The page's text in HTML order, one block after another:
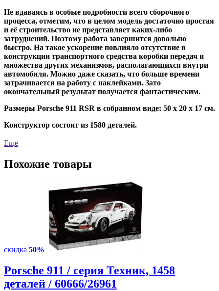
Не вдаваясь в особые подробности всего сборочного
процесса, отметим, что в целом модель достаточно простая
и её строительство не представляет каких-либо
затруднений. Поэтому работа завершится довольно
быстро. На такое ускорение повлияло отсутствие в
конструкции транспортного средства коробки передач и
множества других механизмов, располагающихся внутри
автомобиля. Можно даже сказать, что больше времени
затрачивается на работу с наклейками. Зато
окончательный результат получается фантастическим.
Размеры Porsche 911 RSR в собранном виде: 50 х 20 х 17 см.
Конструктор состоит из 1580 деталей.
Еще
Похожие товары
скидка 50%
Porsche 911 / серия Техник, 1458
деталей / 60666/26961